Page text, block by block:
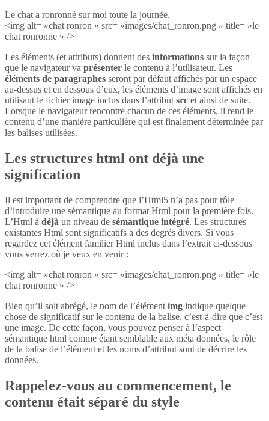
Le chat a ronronné sur moi toute la journée.
<img alt= »chat ronron » src= »images/chat_ronron.png » title= »le
chat ronronne » />
Les éléments (et attributs) donnent des informations sur la façon
que le navigateur va présenter le contenu à l’utilisateur. Les
éléments de paragraphes seront par défaut affichés par un espace
au-dessus et en dessous d’eux, les éléments d’image sont affichés en
utilisant le fichier image inclus dans l’attribut src et ainsi de suite.
Lorsque le navigateur rencontre chacun de ces éléments, il rend le
contenu d’une manière particulière qui est finalement déterminée par
les balises utilisées.
Les structures html ont déjà une
signification
Il est important de comprendre que l’Html5 n’a pas pour rôle
d’introduire une sémantique au format Html pour la première fois.
L’Html à déjà un niveau de sémantique intégré. Les structures
existantes Html sont significatifs à des degrés divers. Si vous
regardez cet élément familier Html inclus dans l’extrait ci-dessous
vous verrez où je veux en venir :
<img alt= »chat ronron » src= »images/chat_ronron.png » title= »le
chat ronronne » />
Bien qu’il soit abrégé, le nom de l’élément img indique quelque
chose de significatif sur le contenu de la balise, c’est-à-dire que c’est
une image. De cette façon, vous pouvez penser à l’aspect
sémantique html comme étant semblable aux méta données, le rôle
de la balise de l’élément et les noms d’attribut sont de décrire les
données.
Rappelez-vous au commencement, le
contenu était séparé du style